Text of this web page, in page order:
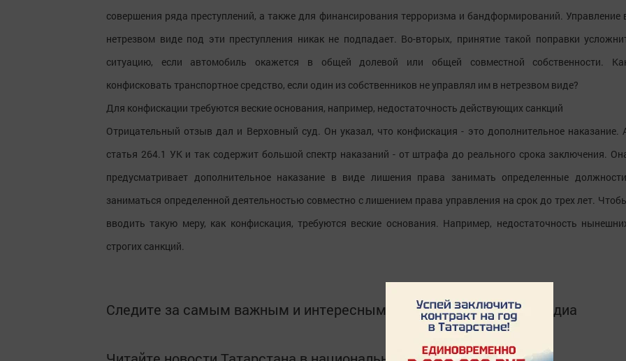
совершения ряда преступлений, а также для финансирования терроризма и бандформирований. Управление
нетрезвом виде под эти преступления никак не подпадает. Во-вторых, принятие такой поправки
ситуацию, если автомобиль окажется в общей долевой или общей совместной собственности.
конфисковать транспортное средство, если один из собственников не управлял им в нетрезвом виде?
Для конфискации требуются веские основания, например, недостаточность действующих санкций
Отрицательный отзыв дал и Верховный суд. Он указал, что конфискация - это дополнительное наказание.
статья 264.1 УК и так содержит большой спектр наказаний - от штрафа до реального срока заключения.
предусматривает дополнительное наказание в виде лишения права занимать определенные
заниматься определенной деятельностью совместно с лишением права управления на срок до трех лет.
вводить такую меру, как конфискация, требуются веские основания. Например, недостаточность
строгих санкций.
Следите за самым важным и интересным в Telegram-каналеТатмедиа